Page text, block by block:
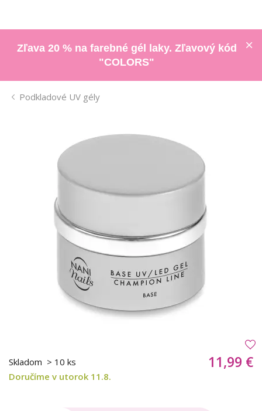
Zľava 20 % na farebné gél laky. Zľavový kód
"COLORS"
Podkladové UV gély
Skladom > 10 ks
Doručíme v utorok 11.8.
11,99 €